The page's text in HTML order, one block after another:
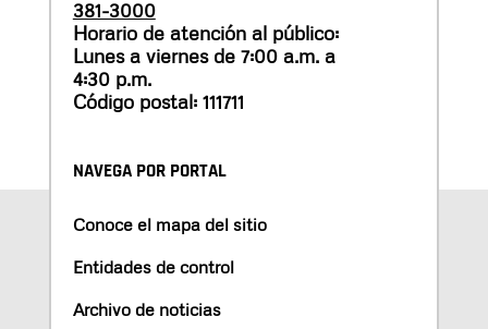
381-3000
Horario de atención al público:
Lunes a viernes de 7:00 a.m. a
4:30 p.m.
Código postal: 111711
NAVEGA POR PORTAL
Conoce el mapa del sitio
Entidades de control
Archivo de noticias